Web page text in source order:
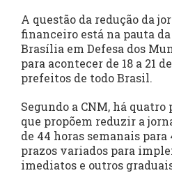
A questão da redução da
financeiro está na pauta da
Brasília em Defesa dos
para acontecer de 18 a 21
prefeitos de todo Brasil.
Segundo a CNM, há quatro
que propõem reduzir a
de 44 horas semanais para
prazos variados para
imediatos e outros